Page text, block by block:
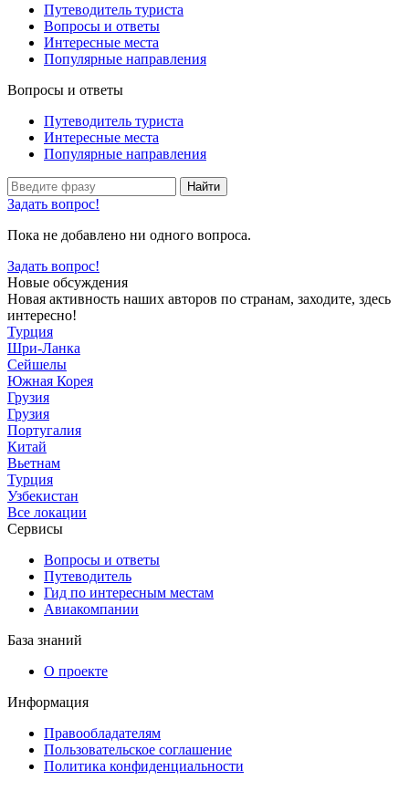
Путеводитель туриста
Вопросы и ответы
Интересные места
Популярные направления
Вопросы и ответы
Путеводитель туриста
Интересные места
Популярные направления
Найти
Задать вопрос!
Пока не добавлено ни одного вопроса.
Задать вопрос!
Новые обсуждения
Новая активность наших авторов по странам, заходите, здесь
интересно!
Турция
Шри-Ланка
Сейшелы
Южная Корея
Грузия
Грузия
Португалия
Китай
Вьетнам
Турция
Узбекистан
Все локации
Сервисы
Вопросы и ответы
Путеводитель
Гид по интересным местам
Авиакомпании
База знаний
О проекте
Информация
Правообладателям
Пользовательское соглашение
Политика конфиденциальности